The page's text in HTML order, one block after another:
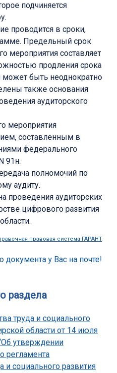
подчиняется
проводится в сроки,
Предельный срок
мероприятия составляет
продления срока
быть неоднократно
также основания
аудиторского
мероприятия
составленным в
федерального
91н.
полномочий по
аудиту.
проведения аудиторских
цифрового развития
правовая система ГАРАНТ
раздела
труда и социального
области от 14 июля
утверждении
регламента
и социального развития